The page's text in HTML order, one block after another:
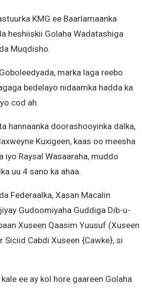
KMG ee Baarlamaanka
heshiiskii Golaha Wadatashiga
Muqdisho.
marka laga reebo
bedelayo nidaamka hadda ka
cod ah.
hannaanka doorashooyinka dalka,
Kuxigeen, kaas oo meesha
iyo Raysal Wasaaraha, muddo
uu 4 sano ka ahaa.
Federaalka, Xasan Macalin
Gudoomiyaha Guddiga Dib-u-
Xuseen Qaasim Yuusuf (Xuseen
Cabdi Xuseen {Cawke}, si
ee ay kol hore gaareen Golaha